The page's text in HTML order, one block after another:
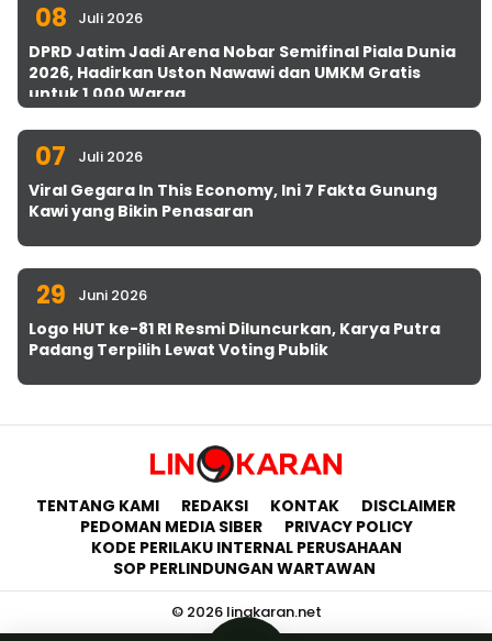
08 Juli 2026
DPRD Jatim Jadi Arena Nobar Semifinal Piala Dunia
2026, Hadirkan Uston Nawawi dan UMKM Gratis
untuk 1.000 Warga
07 Juli 2026
Viral Gegara In This Economy, Ini 7 Fakta Gunung
Kawi yang Bikin Penasaran
29 Juni 2026
Logo HUT ke-81 RI Resmi Diluncurkan, Karya Putra
Padang Terpilih Lewat Voting Publik
TENTANG KAMI REDAKSI KONTAK
DISCLAIMER
PEDOMAN MEDIA SIBER
PRIVACY POLICY
KODE PERILAKU INTERNAL PERUSAHAAN
SOP PERLINDUNGAN WARTAWAN
© 2026 lingkaran.net